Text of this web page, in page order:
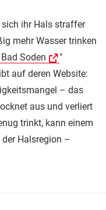
ihr Hals straffer
mehr Wasser trinken
Soden
"
auf deren Website:
– das
aus und verliert
trinkt, kann einem
Halsregion –